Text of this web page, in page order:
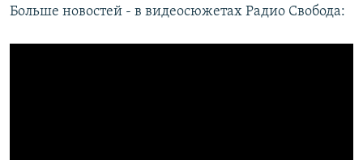
Больше новостей - в видеосюжетах Радио Свобода: